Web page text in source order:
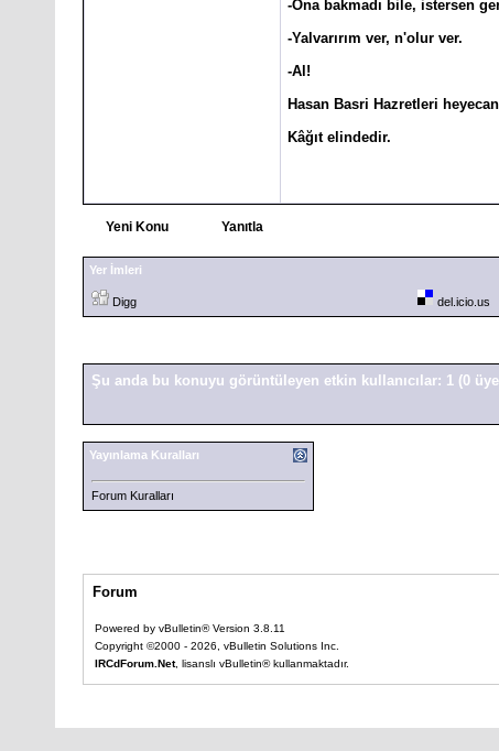
-Ona bakmadı bile, istersen
-Yalvarırım ver, n'olur ver.
-Al!
Hasan Basri Hazretleri
Kâğıt elindedir.
Yeni Konu Yanıtla
Yer İmleri
Digg del.icio.us
Şu anda bu konuyu görüntüleyen etkin kullanıcılar: 1 (0
Yayınlama Kuralları
Forum Kuralları
Forum
Powered by vBulletin® Version 3.8.11
Copyright ©2000 - 2026, vBulletin Solutions Inc.
IRCdForum.Net, lisanslı vBulletin® kullanmaktadır.